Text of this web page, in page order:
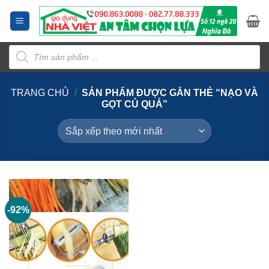
dung
Tìm
kiếm
sản
phẩm
TRANG CHỦ / SẢN PHẨM ĐƯỢC GẮN THẺ “NẠO VÀ
GỌT CỦ QUẢ”
-92%